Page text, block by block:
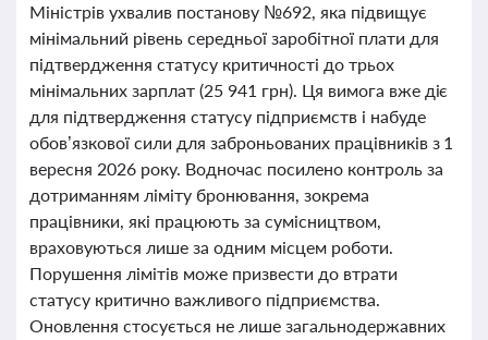
Міністрів ухвалив постанову №692, яка підвищує
мінімальний рівень середньої заробітної плати для
підтвердження статусу критичності до трьох
мінімальних зарплат (25 941 грн). Ця вимога вже діє
для підтвердження статусу підприємств і набуде
обов’язкової сили для заброньованих працівників з 1
вересня 2026 року. Водночас посилено контроль за
дотриманням ліміту бронювання, зокрема
працівники, які працюють за сумісництвом,
враховуються лише за одним місцем роботи.
Порушення лімітів може призвести до втрати
статусу критично важливого підприємства.
Оновлення стосується не лише загальнодержавних